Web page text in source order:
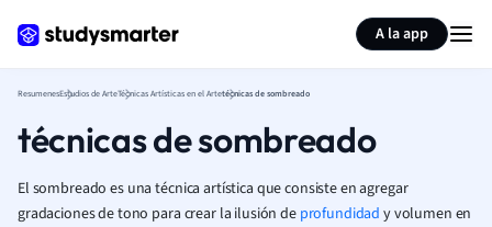
A la app
ResumenesEstudios de ArteTécnicas Artísticas en el Artetécnicas de sombreado
técnicas de sombreado
El sombreado es una técnica artística que consiste en agregar
gradaciones de tono para crear la ilusión de profundidad y volumen en
Resumir página